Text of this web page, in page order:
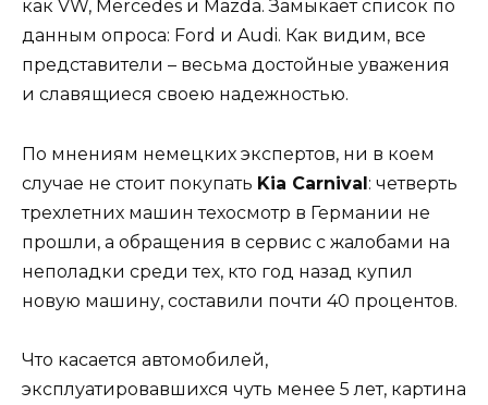
как VW, Mercedes и Mazda. Замыкает список по
данным опроса: Ford и Audi. Как видим, все
представители – весьма достойные уважения
и славящиеся своею надежностью.
По мнениям немецких экспертов, ни в коем
случае не стоит покупать Kia Carnival: четверть
трехлетних машин техосмотр в Германии не
прошли, а обращения в сервис с жалобами на
неполадки среди тех, кто год назад купил
новую машину, составили почти 40 процентов.
Что касается автомобилей,
эксплуатировавшихся чуть менее 5 лет, картина